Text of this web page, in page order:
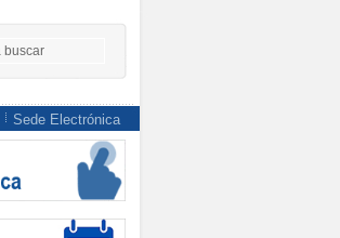
Sede Electrónica